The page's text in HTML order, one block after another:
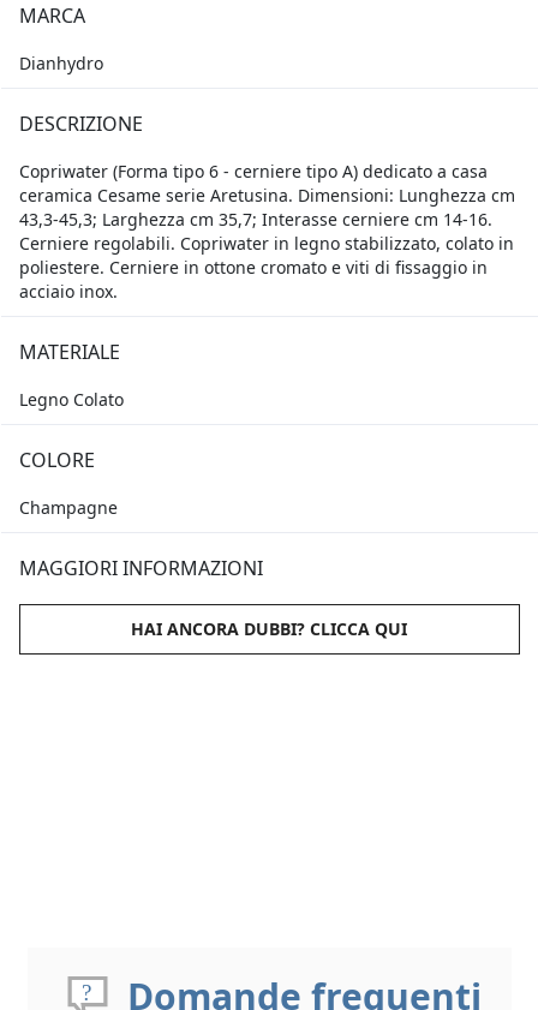
MARCA
Dianhydro
DESCRIZIONE
Copriwater (Forma tipo 6 - cerniere tipo A) dedicato a casa
ceramica Cesame serie Aretusina. Dimensioni: Lunghezza cm
43,3-45,3; Larghezza cm 35,7; Interasse cerniere cm 14-16.
Cerniere regolabili. Copriwater in legno stabilizzato, colato in
poliestere. Cerniere in ottone cromato e viti di fissaggio in
acciaio inox.
MATERIALE
Legno Colato
COLORE
Champagne
MAGGIORI INFORMAZIONI
HAI ANCORA DUBBI? CLICCA QUI
Domande frequenti